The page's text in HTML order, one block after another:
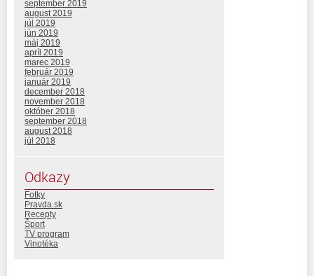
september 2019
august 2019
júl 2019
jún 2019
máj 2019
apríl 2019
marec 2019
február 2019
január 2019
december 2018
november 2018
október 2018
september 2018
august 2018
júl 2018
Odkazy
Fotky
Pravda.sk
Recepty
Šport
TV program
Vinotéka